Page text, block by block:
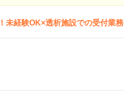
未経験OK×透析施設での受付業務